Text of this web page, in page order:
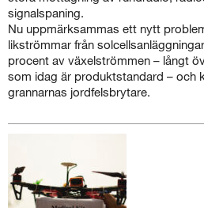
signalspaning.
Nu uppmärksammas ett nytt
likströmmar från
procent av växelströmmen – långt
som idag är produktstandard – och
grannarnas jordfelsbrytare.